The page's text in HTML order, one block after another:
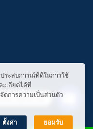
ระสบการณ์ที่ดีในการใช้
เอียดได้ที่
ดการความเป็นส่วนตัว
ตั้งค่า ยอมรับ
ต่อ สอบถาม
Open